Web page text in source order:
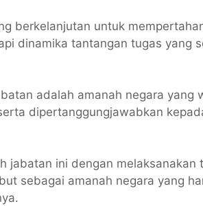
berkelanjutan untuk
dinamika tantangan tugas yang
adalah amanah negara yang
dipertanggungjawabkan
jabatan ini dengan melaksanakan
sebagai amanah negara yang